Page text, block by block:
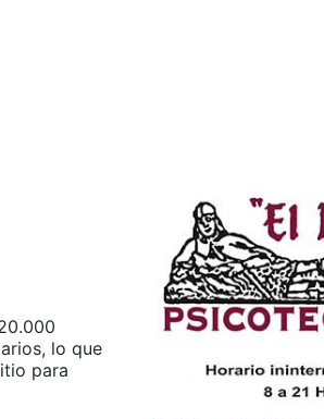
lo que
para